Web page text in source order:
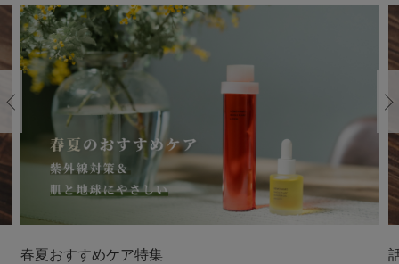
Previous
春夏おすすめケア特集